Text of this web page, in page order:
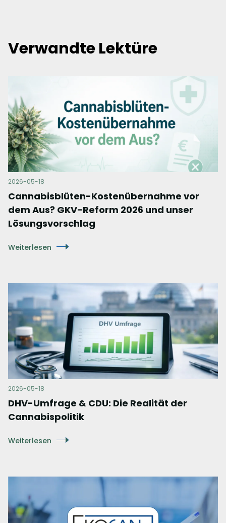
Verwandte Lektüre
2026-05-18
Cannabisblüten-Kostenübernahme vor
dem Aus? GKV-Reform 2026 und unser
Lösungsvorschlag
Weiterlesen
2026-05-18
DHV-Umfrage & CDU: Die Realität der
Cannabispolitik
Weiterlesen